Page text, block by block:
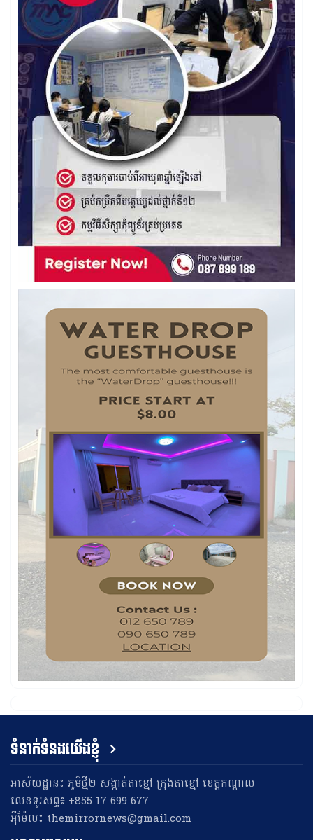
ទំនាក់ទំនងយើងខ្ញុំ
អាស័យដ្ឋាន៖ ភូមិថ្មី២ សង្កាត់តាខ្មៅ ក្រុងតាខ្មៅ ខេត្តកណ្តាល
លេខទូរសព្ទ៖ +855 17 699 677
អុីម៉ែល៖ themirrornews@gmail.com